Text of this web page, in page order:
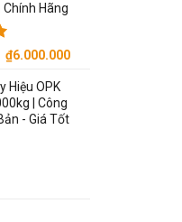
Hãng
Giá
là:
₫6.300.000.
₫6.000.000Giá
₫6.000.000.
Hiệu OPK
| Công
- Giá Tốt